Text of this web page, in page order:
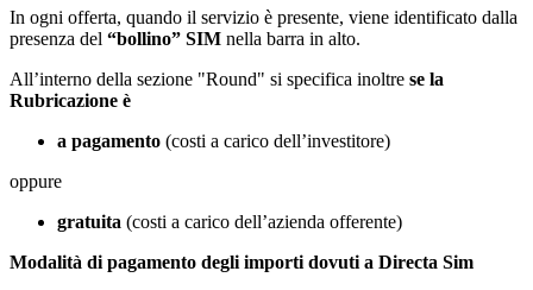
In ogni offerta, quando il servizio è presente, viene identificato dalla
presenza del “bollino” SIM nella barra in alto.
All’interno della sezione "Round" si specifica inoltre se la
Rubricazione è
a pagamento (costi a carico dell’investitore)
oppure
gratuita (costi a carico dell’azienda offerente)
Modalità di pagamento degli importi dovuti a Directa Sim